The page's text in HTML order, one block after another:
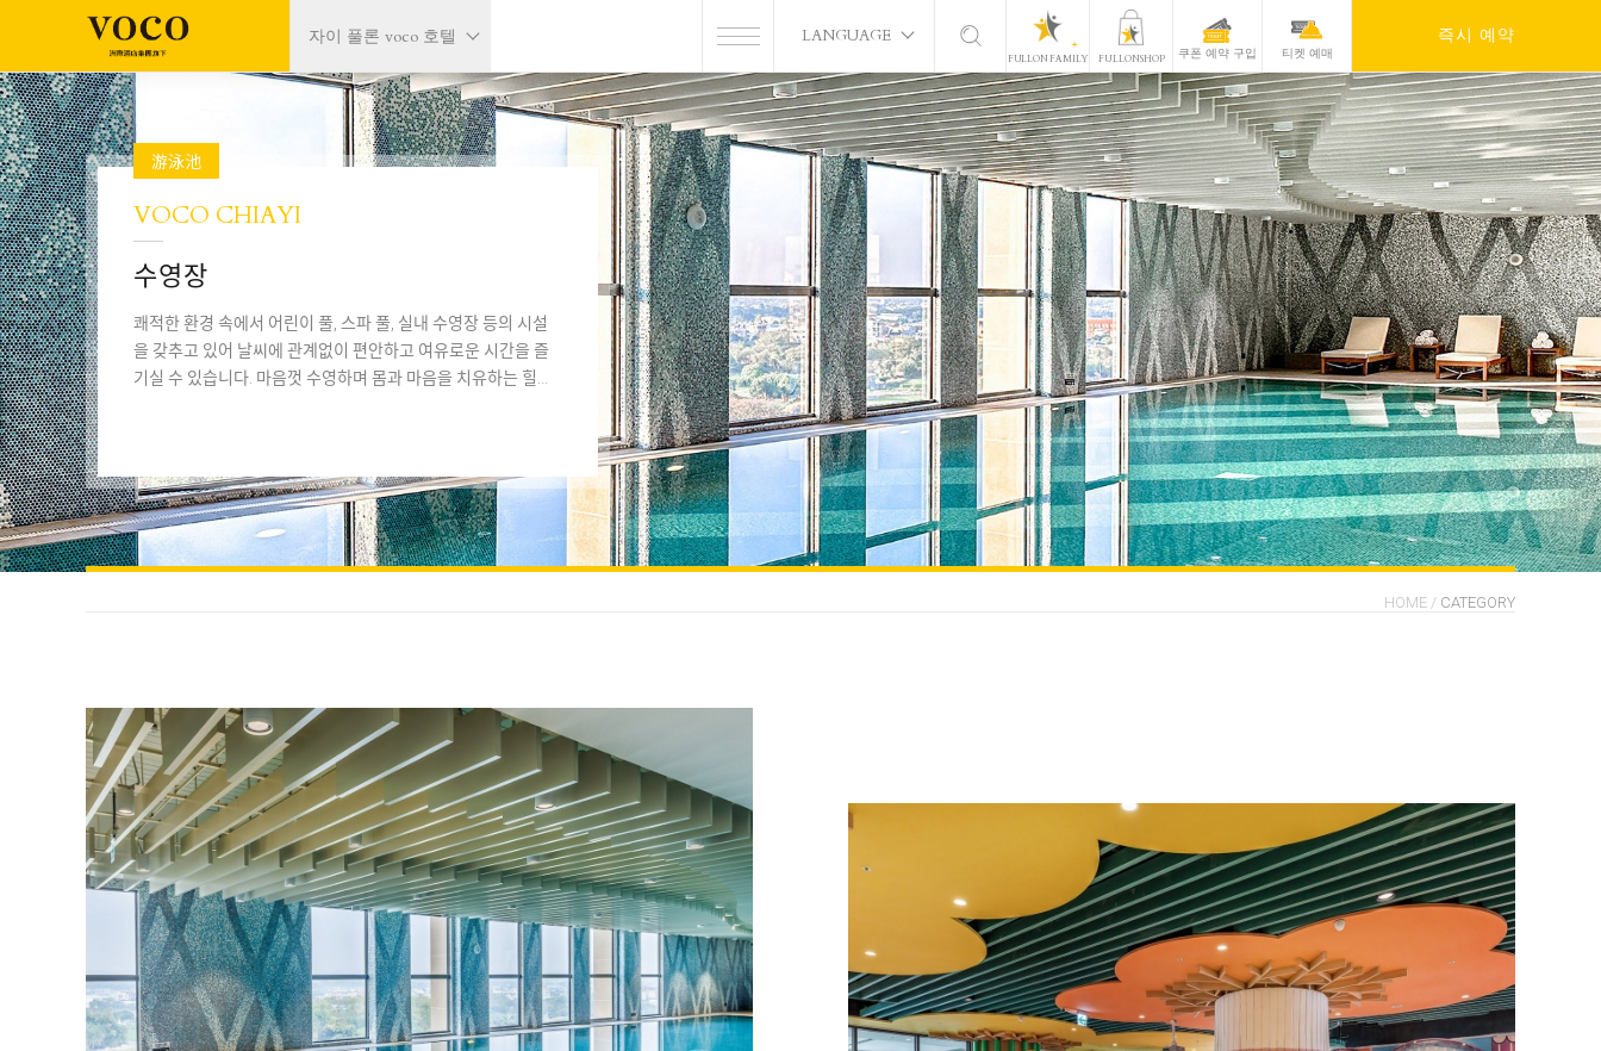
자이 풀론 voco 호텔 LANGUAGE
FULLON FAMILY FULLONSHOP 쿠폰 예약 구입 티켓 예매
즉시 예약
游泳池
VOCO CHIAYI
수영장
쾌적한 환경 속에서 어린이 풀, 스파 풀, 실내 수영장 등의 시설
을 갖추고 있어 날씨에 관계없이 편안하고 여유로운 시간을 즐
기실 수 있습니다. 마음껏 수영하며 몸과 마음을 치유하는 힐...
HOME / CATEGORY